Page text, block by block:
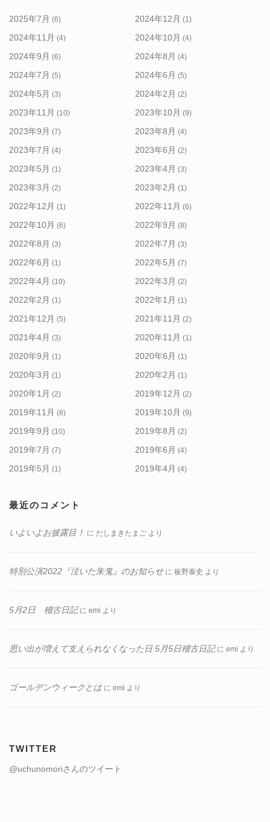
2025年7月 (6) 2024年12月 (1)
2024年11月 (4) 2024年10月 (4)
2024年9月 (6) 2024年8月 (4)
2024年7月 (5) 2024年6月 (5)
2024年5月 (3) 2024年2月 (2)
2023年11月 (10) 2023年10月 (9)
2023年9月 (7) 2023年8月 (4)
2023年7月 (4) 2023年6月 (2)
2023年5月 (1) 2023年4月 (3)
2023年3月 (2) 2023年2月 (1)
2022年12月 (1) 2022年11月 (6)
2022年10月 (6) 2022年9月 (8)
2022年8月 (3) 2022年7月 (3)
2022年6月 (1) 2022年5月 (7)
2022年4月 (10) 2022年3月 (2)
2022年2月 (1) 2022年1月 (1)
2021年12月 (5) 2021年11月 (2)
2021年4月 (3) 2020年11月 (1)
2020年9月 (1) 2020年6月 (1)
2020年3月 (1) 2020年2月 (1)
2020年1月 (2) 2019年12月 (2)
2019年11月 (8) 2019年10月 (9)
2019年9月 (10) 2019年8月 (2)
2019年7月 (7) 2019年6月 (4)
2019年5月 (1) 2019年4月 (4)
最近のコメント
いよいよお披露目！ に だしまきたまご より
特別公演2022『泣いた朱鬼』のお知らせに 板野泰史 より
5月2日 稽古日記に emi より
思い出が増えて支えられなくなった日 5月5日稽古日記に emi より
ゴールデンウィークとはに emi より
TWITTER
@uchunomoriさんのツイート